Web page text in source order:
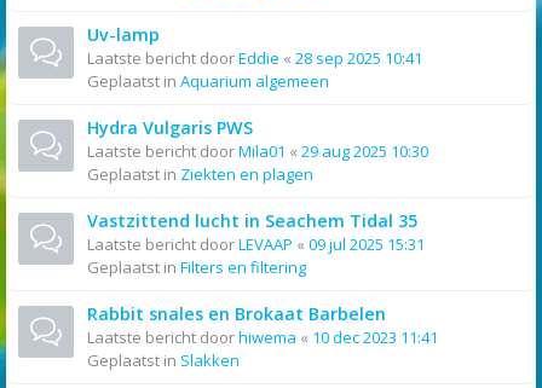
Uv-lamp
Laatste bericht doorEddie « 28 sep 2025 10:41
Geplaatst in Aquarium algemeen
Hydra Vulgaris PWS
Laatste bericht doorMila01 « 29 aug 2025 10:30
Geplaatst in Ziekten en plagen
Vastzittend lucht in Seachem Tidal 35
Laatste bericht doorLEVAAP « 09 jul 2025 15:31
Geplaatst in Filters en filtering
Rabbit snales en Brokaat Barbelen
Laatste bericht doorhiwema « 10 dec 2023 11:41
Geplaatst in Slakken